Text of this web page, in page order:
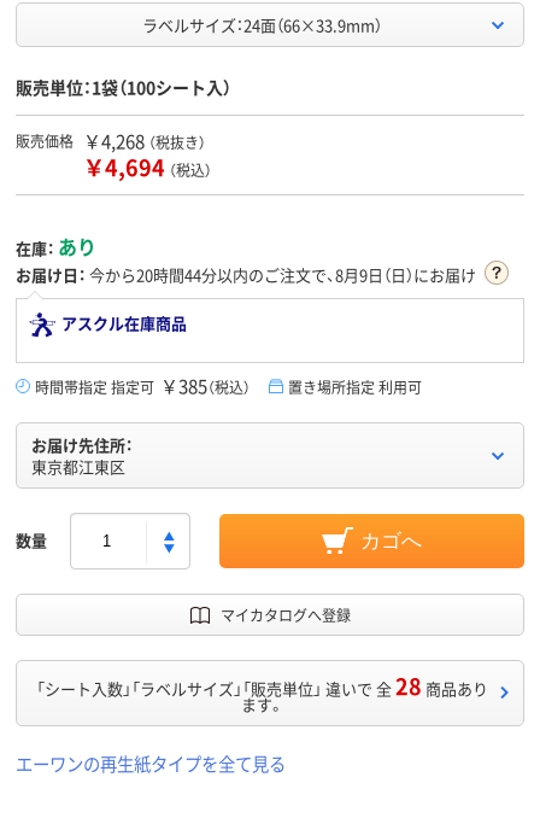
ラベルサイズ：24面（66×33.9mm）
販売単位：1袋（100シート入）
販売価格 ￥4,268 （税抜き）
￥4,694 （税込）
在庫： あり
お届け日： 今から20時間44分以内のご注文で、8月9日（日）にお届け
アスクル在庫商品
時間帯指定 指定可 ￥385（税込） 置き場所指定 利用可
お届け先住所：
東京都江東区
数量 カゴへ
マイカタログへ登録
「シート入数」「ラベルサイズ」「販売単位」 違いで 全28 商品あり
ます。
エーワンの再生紙タイプを全て見る